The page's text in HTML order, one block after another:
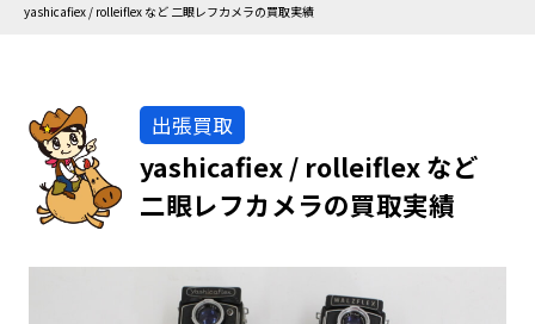
yashicafiex / rolleiflex など 二眼レフカメラの買取実績
出張買取
yashicafiex / rolleiflex など
二眼レフカメラの買取実績